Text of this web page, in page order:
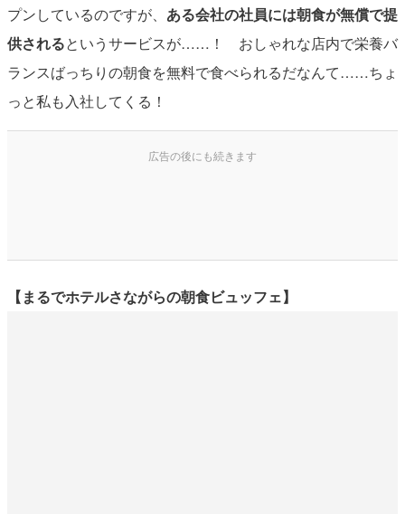
プンしているのですが、 ある会社の社員には朝食が無償で提
供されるというサービスが……！ おしゃれな店内で栄養バ
ランスばっちりの朝食を無料で食べられるだなんて……ちょ
っと私も入社してくる！
【まるでホテルさながらの朝食ビュッフェ】